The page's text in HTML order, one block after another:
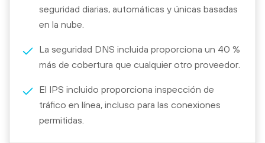
seguridad diarias, automáticas y únicas basadas
en la nube.
La seguridad DNS incluida proporciona un 40 %
más de cobertura que cualquier otro proveedor.
El IPS incluido proporciona inspección de
tráfico en línea, incluso para las conexiones
permitidas.